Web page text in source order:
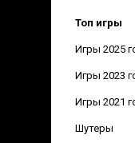
Топ игры
Игры 2025
Игры 2023
Игры 2021
Шутеры